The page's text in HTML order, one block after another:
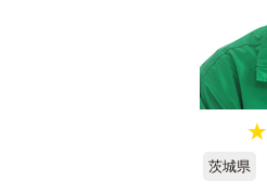
★
茨城県